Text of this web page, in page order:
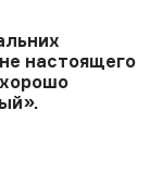
настоящего